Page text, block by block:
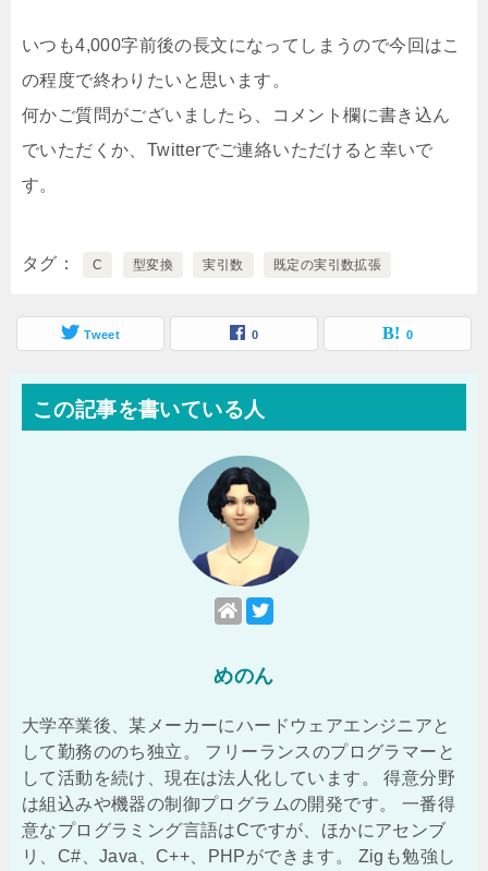
いつも4,000字前後の長文になってしまうので今回はこ
の程度で終わりたいと思います。
何かご質問がございましたら、コメント欄に書き込ん
でいただくか、Twitterでご連絡いただけると幸いで
す。
タグ C 型変換 実引数 既定の実引数拡張
Tweet 0 0
この記事を書いている人
めのん
大学卒業後、某メーカーにハードウェアエンジニアと
して勤務ののち独立。 フリーランスのプログラマーと
して活動を続け、現在は法人化しています。 得意分野
は組込みや機器の制御プログラムの開発です。 一番得
意なプログラミング言語はCですが、ほかにアセンブ
リ、C#、Java、C++、PHPができます。 Zigも勉強し